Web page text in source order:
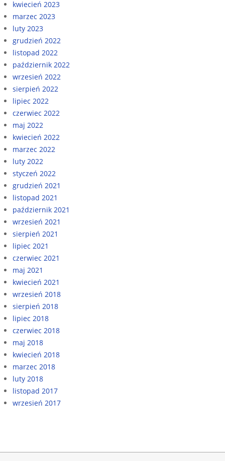
kwiecień 2023
marzec 2023
luty 2023
grudzień 2022
listopad 2022
październik 2022
wrzesień 2022
sierpień 2022
lipiec 2022
czerwiec 2022
maj 2022
kwiecień 2022
marzec 2022
luty 2022
styczeń 2022
grudzień 2021
listopad 2021
październik 2021
wrzesień 2021
sierpień 2021
lipiec 2021
czerwiec 2021
maj 2021
kwiecień 2021
wrzesień 2018
sierpień 2018
lipiec 2018
czerwiec 2018
maj 2018
kwiecień 2018
marzec 2018
luty 2018
listopad 2017
wrzesień 2017